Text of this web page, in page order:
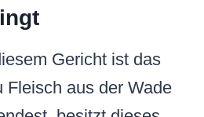
Gericht ist das
Fleisch aus der Wade